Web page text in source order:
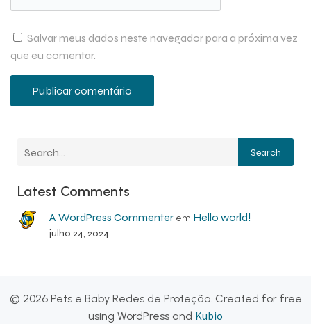
Salvar meus dados neste navegador para a próxima vez
que eu comentar.
Search
Latest Comments
A WordPress Commenterem Hello world!
julho 24, 2024
© 2026 Pets e Baby Redes de Proteção. Created for free
using WordPress and Kubio